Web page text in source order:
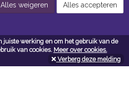
juiste werking en om het gebruik van de
van cookies. Meer over cookies.
Verberg deze melding
Alles weigeren Alles accepteren